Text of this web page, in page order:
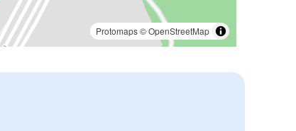
Protomaps©OpenStreetMap